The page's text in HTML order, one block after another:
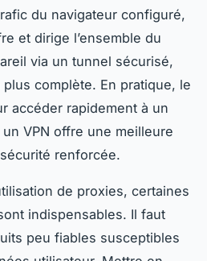
du navigateur configuré,
et dirige l’ensemble du
via un tunnel sécurisé,
complète. En pratique, le
accéder rapidement à un
VPN offre une meilleure
renforcée.
de proxies, certaines
indispensables. Il faut
peu fiables susceptibles